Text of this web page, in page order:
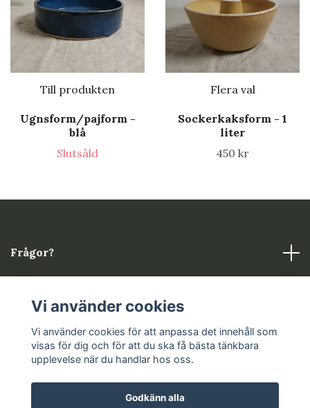
Till produkten
Ugnsform/pajform -
blå
Slutsåld
Flera val
Sockerkaksform - 1
liter
450 kr
Frågor?
Sociala medier
Vi använder cookies
Vi använder cookies för att anpassa det innehåll som
visas för dig och för att du ska få bästa tänkbara
upplevelse när du handlar hos oss.
Godkänn alla